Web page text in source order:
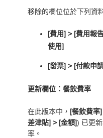
移除的欄位位於下列資
[費用] > [費用報
使用]
[發票] > [付款申
更新欄位：餐飲費率
在此版本中， [餐飲費率]
差津貼] > [金額]) 已更
率。